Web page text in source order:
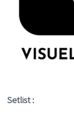
Setlist :